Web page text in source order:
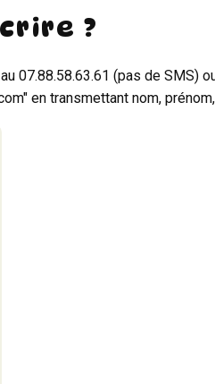
?
07.88.58.63.61 (pas de SMS)
en transmettant nom,